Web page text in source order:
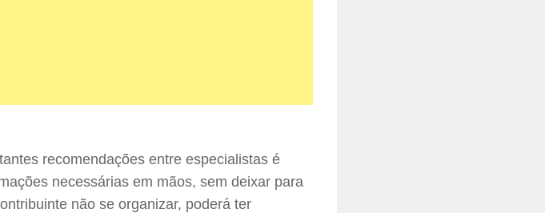
recomendações entre especialistas é
necessárias em mãos, sem deixar para
não se organizar, poderá ter